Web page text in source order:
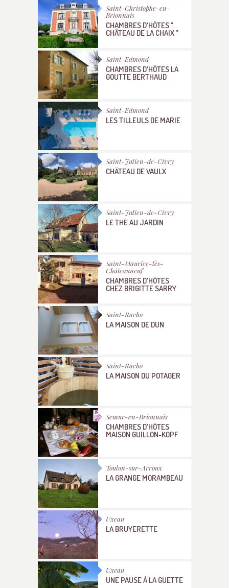
Saint-Christophe-en-
Brionnais
CHAMBRES D'HÔTES "
CHÂTEAU DE LA CHAIX "
Saint-Edmond
CHAMBRES D'HÔTES LA
GOUTTE BERTHAUD
Saint-Edmond
LES TILLEULS DE MARIE
Saint-Julien-de-Civry
CHÂTEAU DE VAULX
Saint-Julien-de-Civry
LE THÉ AU JARDIN
Saint-Maurice-lès-
Châteauneuf
CHAMBRES D'HÔTES
CHEZ BRIGITTE SARRY
Saint-Racho
LA MAISON DE DUN
Saint-Racho
LA MAISON DU POTAGER
Semur-en-Brionnais
CHAMBRES D'HÔTES
MAISON GUILLON-KOPF
Toulon-sur-Arroux
LA GRANGE MORAMBEAU
Uxeau
LA BRUYERETTE
Uxeau
UNE PAUSE À LA GUETTE